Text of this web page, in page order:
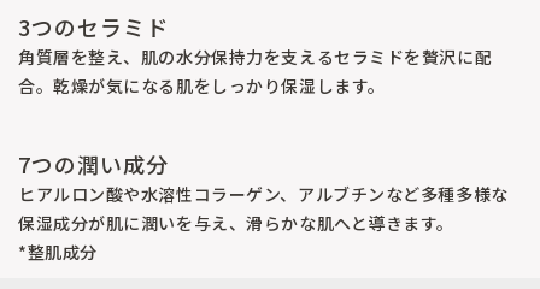
3つのセラミド
角質層を整え、肌の水分保持力を支えるセラミドを贅沢に配
合。乾燥が気になる肌をしっかり保湿します。
7つの潤い成分
ヒアルロン酸や水溶性コラーゲン、アルブチンなど多種多様な
保湿成分が肌に潤いを与え、滑らかな肌へと導きます。
*整肌成分